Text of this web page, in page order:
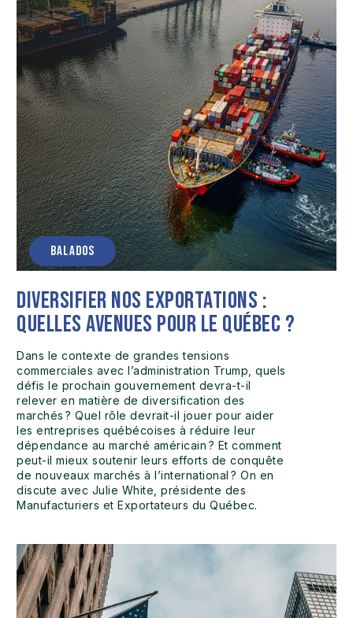
BALADOS
Diversifier nos exportations :
quelles avenues pour le Québec ?
Dans le contexte de grandes tensions
commerciales avec l’administration Trump, quels
défis le prochain gouvernement devra-t-il
relever en matière de diversification des
marchés ? Quel rôle devrait-il jouer pour aider
les entreprises québécoises à réduire leur
dépendance au marché américain ? Et comment
peut-il mieux soutenir leurs efforts de conquête
de nouveaux marchés à l’international ? On en
discute avec Julie White, présidente des
Manufacturiers et Exportateurs du Québec.